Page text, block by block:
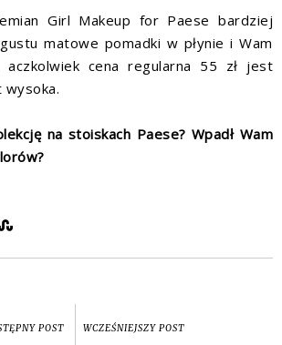
Girl Makeup for Paese bardziej
matowe pomadki w płynie i Wam
cena regularna 55 zł jest
wysoka.
na stoiskach Paese? Wpadł Wam
POST WCZEŚNIEJSZY POST